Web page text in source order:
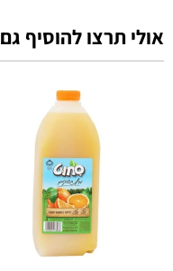
אולי תרצו להוסיף גם